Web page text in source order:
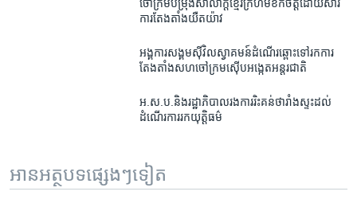
ចៅក្រម​បម្រុង​សាលាក្តី​ខ្មែរក្រហម​ខកចិត្ត​ដោយសារ​
ការតែងតាំង​យឺតយ៉ាវ
អង្គការ​សង្គមស៊ីវិល​ស្វាគមន៍​ដំណើរ​ឆ្ពោះ​ទៅ​រក​ការ​
តែងតាំង​សហចៅក្រម​ស៊ើបអង្កេត​អន្តរជាតិ
អ.ស.ប.​និង​រដ្ឋាភិបាល​រង​ការ​រិះគន់​ថា​រាំងស្ទះ​ដល់​
ដំណើរការ​រក​យុត្តិធម៌
អានអត្ថបទផ្សេងៗទៀត